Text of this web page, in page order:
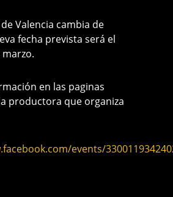
Valencia cambia de
fecha prevista será el
en las paginas
productora que organiza
events/